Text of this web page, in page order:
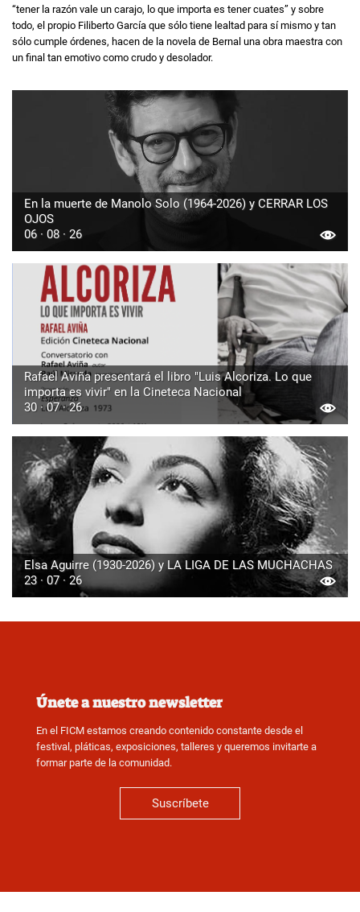
“tener la razón vale un carajo, lo que importa es tener cuates” y sobre
todo, el propio Filiberto García que sólo tiene lealtad para sí mismo y tan
sólo cumple órdenes, hacen de la novela de Bernal una obra maestra con
un final tan emotivo como crudo y desolador.
En la muerte de Manolo Solo (1964-2026) y CERRAR LOS
OJOS
06 · 08 · 26
Rafael Aviña presentará el libro "Luis Alcoriza. Lo que
importa es vivir" en la Cineteca Nacional
30 · 07 · 26
Elsa Aguirre (1930-2026) y LA LIGA DE LAS MUCHACHAS
23 · 07 · 26
Únete a nuestro newsletter
En el FICM estamos creando contenido constante desde el
festival, pláticas, exposiciones, talleres y queremos invitarte a
formar parte de la comunidad.
Suscríbete